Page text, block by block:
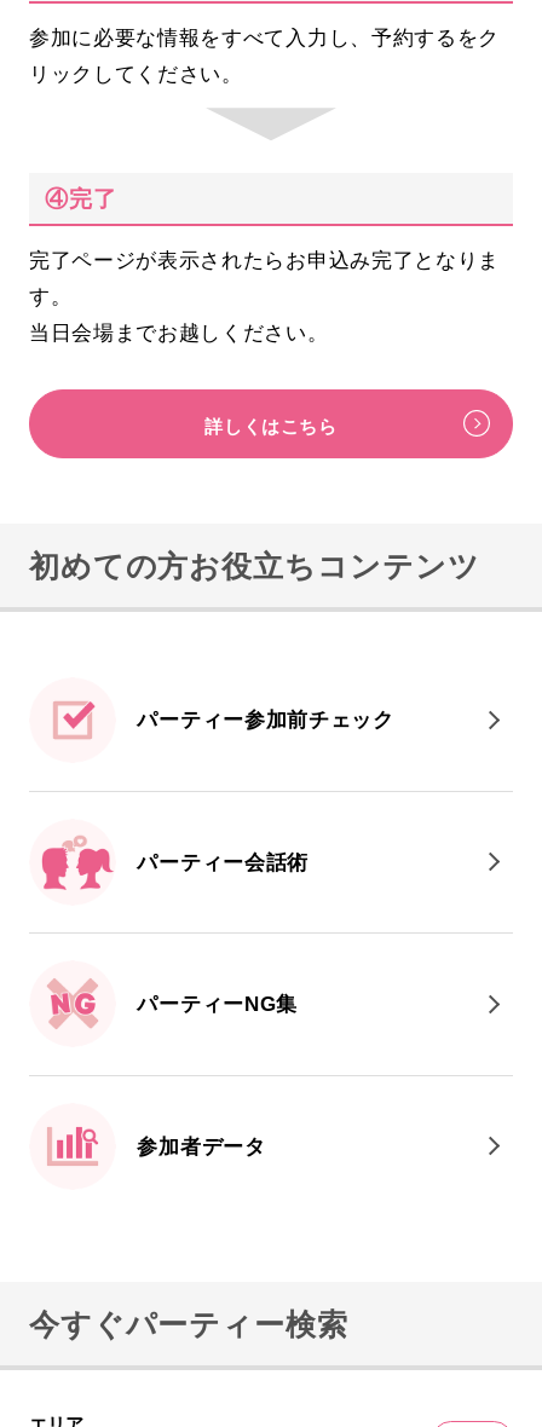
参加に必要な情報をすべて入力し、予約するをク
リックしてください。
④完了
完了ページが表示されたらお申込み完了となりま
す。
当日会場までお越しください。
詳しくはこちら
初めての方お役立ちコンテンツ
パーティー参加前チェック
パーティー会話術
パーティーNG集
参加者データ
今すぐパーティー検索